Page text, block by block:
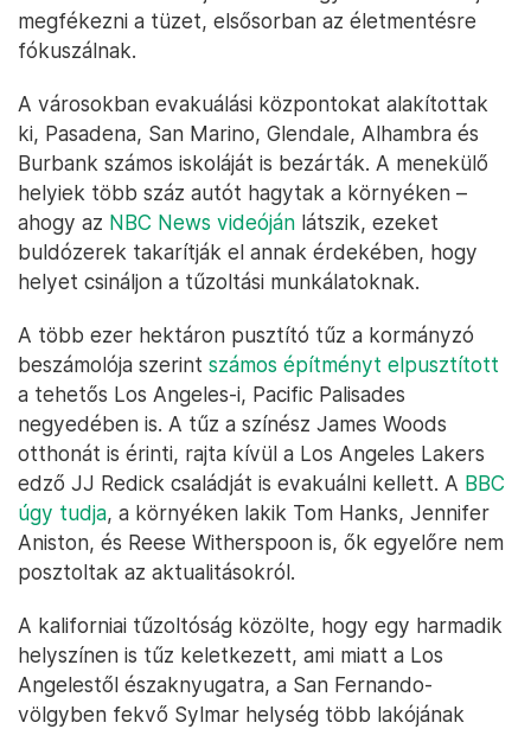
megfékezni a tüzet, elsősorban az életmentésre
fókuszálnak.
A városokban evakuálási központokat alakítottak
ki, Pasadena, San Marino, Glendale, Alhambra és
Burbank számos iskoláját is bezárták. A menekülő
helyiek több száz autót hagytak a környéken –
ahogy az NBC News videóján látszik, ezeket
buldózerek takarítják el annak érdekében, hogy
helyet csináljon a tűzoltási munkálatoknak.
A több ezer hektáron pusztító tűz a kormányzó
beszámolója szerint számos építményt elpusztított
a tehetős Los Angeles-i, Pacific Palisades
negyedében is. A tűz a színész James Woods
otthonát is érinti, rajta kívül a Los Angeles Lakers
edző JJ Redick családját is evakuálni kellett. A BBC
úgy tudja, a környéken lakik Tom Hanks, Jennifer
Aniston, és Reese Witherspoon is, ők egyelőre nem
posztoltak az aktualitásokról.
A kaliforniai tűzoltóság közölte, hogy egy harmadik
helyszínen is tűz keletkezett, ami miatt a Los
Angelestől északnyugatra, a San Fernando-
völgyben fekvő Sylmar helység több lakójának